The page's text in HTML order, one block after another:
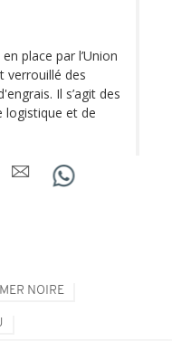
place par l’Union
verrouillé des
Il s’agit des
logistique et de
NOIRE